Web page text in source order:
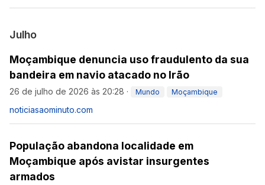
Julho
Moçambique denuncia uso fraudulento da sua
bandeira em navio atacado no Irão
26 de julho de 2026 às 20:28 · Mundo Moçambique
noticiasaominuto.com
População abandona localidade em
Moçambique após avistar insurgentes
armados